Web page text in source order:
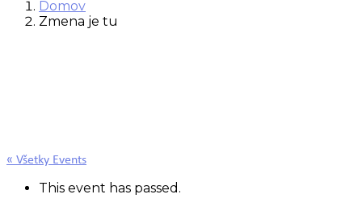
Domov
Zmena je tu
« Všetky Events
This event has passed.